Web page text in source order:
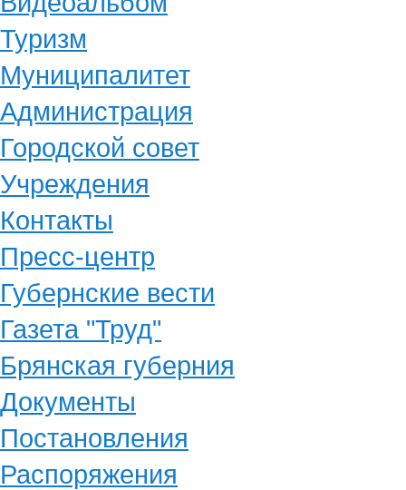
Туризм
Муниципалитет
Администрация
Городской совет
Учреждения
Контакты
Пресс-центр
Губернские вести
Газета "Труд"
Брянская губерния
Документы
Постановления
Распоряжения